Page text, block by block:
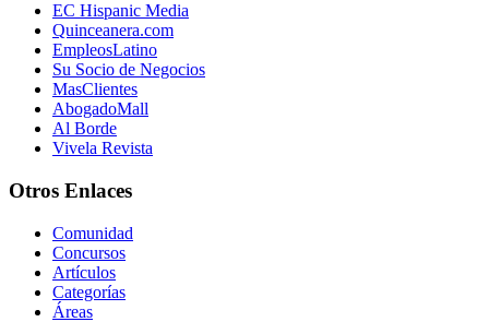
EC Hispanic Media
Quinceanera.com
EmpleosLatino
Su Socio de Negocios
MasClientes
AbogadoMall
Al Borde
Vivela Revista
Otros Enlaces
Comunidad
Concursos
Artículos
Categorías
Áreas